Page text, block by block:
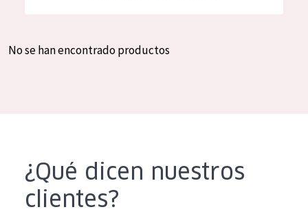
Crema de día
Crema de noche
Spanish
No se han encontrado productos
¿Qué dicen nuestros
clientes?